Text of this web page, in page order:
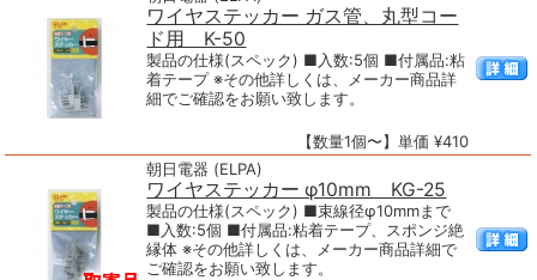
ワイヤステッカー ガス管、丸型コー
ド用 K-50
製品の仕様(スペック) ■入数:5個 ■付属品:粘
着テープ ※その他詳しくは、メーカー商品詳
細でご確認をお願い致します。
【数量1個〜】単価 ¥410
朝日電器 (ELPA)
ワイヤステッカー φ10mm KG-25
製品の仕様(スペック) ■束線径φ10mmまで
■入数:5個 ■付属品:粘着テープ、スポンジ絶
縁体 ※その他詳しくは、メーカー商品詳細で
ご確認をお願い致します。